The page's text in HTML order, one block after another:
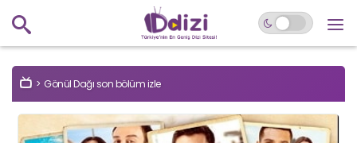
Gönül Dağı son bölüm izle